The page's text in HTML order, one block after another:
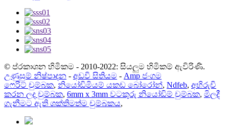
© ප්රකාශන හිමිකම - 2010-2022: සියලුම හිමිකම් ඇවිරිණි.
උණුසුම් නිෂ්පාදන - අඩවි සිතියම - Amp ජංගම
ෆෙරිට් චුම්බක, නියෝඩිමියම් යකඩ බෝරෝන්, Ndfeb, අභිරුචි
කරන ලද චුම්බක, 6mm x 3mm වටකුරු නියෝඩිම් චුම්බක, මිලදී
ගැනීමට ඇති ශක්තිමත්ම චුම්බකය,